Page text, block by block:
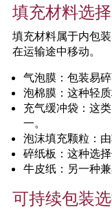
填充材料选择
填充材料属于内包
在运输途中移动。
气泡膜：包装易
泡棉膜：这种轻
充气缓冲袋：这
一。
泡沫填充颗粒：
碎纸板：这种选
牛皮纸：另一种
可持续包装